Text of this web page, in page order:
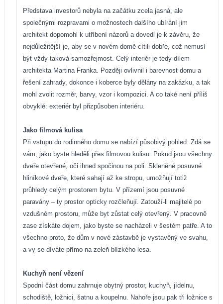
Představa investorů nebyla na začátku zcela jasná, ale
společnými rozpravami o možnostech dalšího ubírání jim
architekt dopomohl k utříbení názorů a dovedl je k závěru, že
nejdůležitější je, aby se v novém domě cítili dobře, což nemusí
být vždy taková samozřejmost. Celý interiér je tedy dílem
architekta Martina Franka. Později ovlivnil i barevnost domu a
řešení zahrady, dokonce i koberce byly dělány na zakázku, a tak
mohl zvolit rozměr, barvy, vzor i kompozici. A co také není příliš
obvyklé: exteriér byl přizpůsoben interiéru.
Jako filmová kulisa
Při vstupu do rodinného domu se nabízí působivý pohled. Zdá se
vám, jako byste hleděli přes filmovou kulisu. Pokud jsou všechny
dveře otevřené, oči ihned spočinou na poli. Skleněné posuvné
hliníkové dveře, které sahají až ke stropu, umožňují totiž
průhledy celým prostorem bytu. V přízemí jsou posuvné
paravány – ty prostor opticky rozčleňují. Zatouží-li majitelé po
vzdušném prostoru, může byt zůstat celý otevřený. V pracovně
zase získáte dojem, jako byste se nacházeli v šestém patře. A to
všechno proto, že dům v nové zástavbě je vystavěný ve svahu,
a vy se díváte přímo na zeleň blízkého lesa.
Kuchyň není vězení
Spodní část domu zahrnuje obytný prostor, kuchyň, jídelnu,
schodiště, ložnici, šatnu a koupelnu. Nahoře jsou pak tři ložnice s